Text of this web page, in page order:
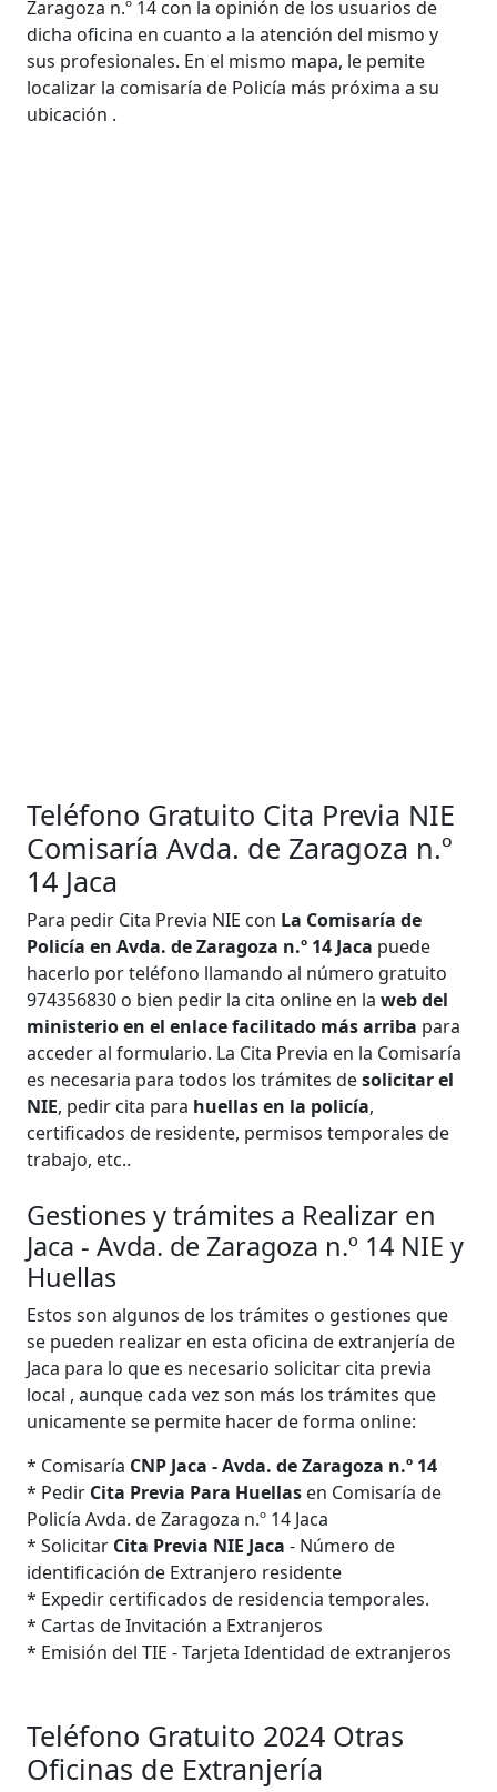
Zaragoza n.º 14 con la opinión de los usuarios de
dicha oficina en cuanto a la atención del mismo y
sus profesionales. En el mismo mapa, le pemite
localizar la comisaría de Policía más próxima a su
ubicación .
Teléfono Gratuito Cita Previa NIE
Comisaría Avda. de Zaragoza n.º
14 Jaca
Para pedir Cita Previa NIE con La Comisaría de
Policía en Avda. de Zaragoza n.º 14 Jaca puede
hacerlo por teléfono llamando al número gratuito
974356830 o bien pedir la cita online en la web del
ministerio en el enlace facilitado más arriba para
acceder al formulario. La Cita Previa en la Comisaría
es necesaria para todos los trámites desolicitar el
NIE, pedir cita para huellas en la policía,
certificados de residente, permisos temporales de
trabajo, etc..
Gestiones y trámites a Realizar en
Jaca - Avda. de Zaragoza n.º 14 NIE y
Huellas
Estos son algunos de los trámites o gestiones que
se pueden realizar en esta oficina de extranjería de
Jaca para lo que es necesario solicitar cita previa
local , aunque cada vez son más los trámites que
unicamente se permite hacer de forma online:
* Comisaría CNP Jaca - Avda. de Zaragoza n.º 14
* Pedir Cita Previa Para Huellas en Comisaría de
Policía Avda. de Zaragoza n.º 14 Jaca
* Solicitar Cita Previa NIE Jaca - Número de
identificación de Extranjero residente
* Expedir certificados de residencia temporales.
* Cartas de Invitación a Extranjeros
* Emisión del TIE - Tarjeta Identidad de extranjeros
Teléfono Gratuito 2024 Otras
Oficinas de Extranjería